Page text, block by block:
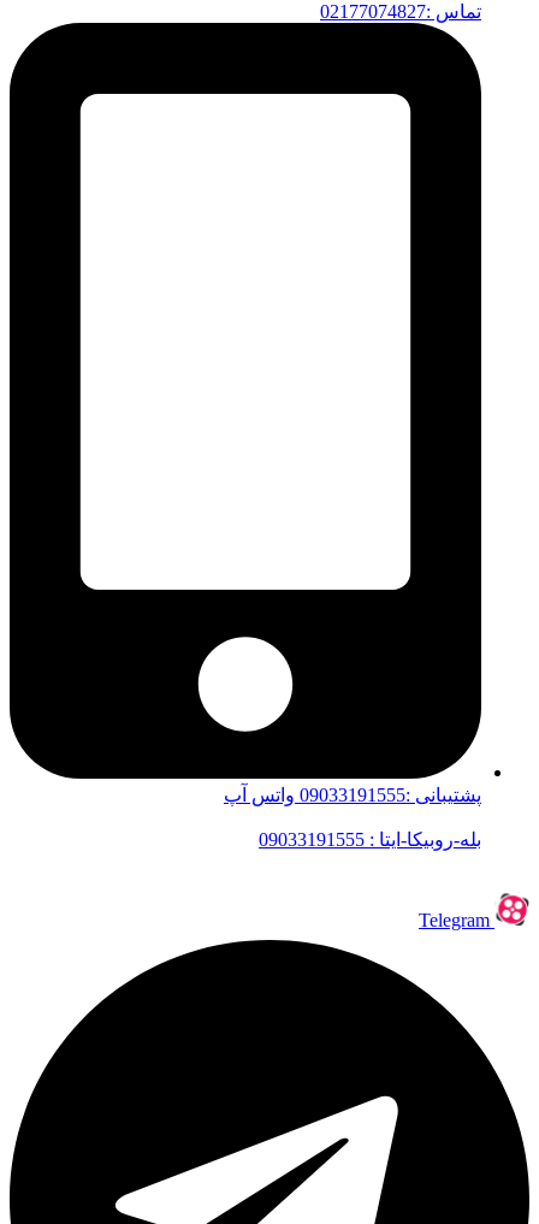
تماس :02177074827
پشتیبانی :09033191555 واتس آپ
بله-روبیکا-ایتا : 09033191555
Telegram